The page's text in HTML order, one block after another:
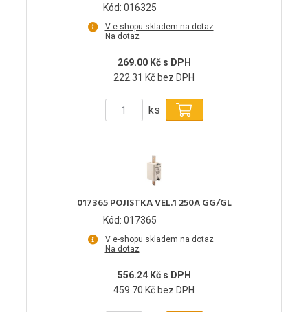
Kód: 016325
V e-shopu skladem na dotaz
Na dotaz
269.00 Kč s DPH
222.31 Kč bez DPH
ks
017365 POJISTKA VEL.1 250A GG/GL
Kód: 017365
V e-shopu skladem na dotaz
Na dotaz
556.24 Kč s DPH
459.70 Kč bez DPH